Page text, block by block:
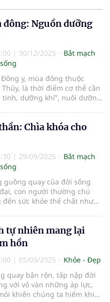
đông: Nguồn dưỡng
| 30/12/2025
Bắt mạch
y, mùa đông thuộc
Thủy, là thời điểm cơ thể cần
tinh, dưỡng khí”, nuôi dưỡng
ăn ấm nóng, việc lựa chọn
quan trọng trong chăm sóc
mùa lạnh. Nhiều loại rau
thuộc trong bữa ăn hằng
nếu sử dụng đúng cách, có
thành “vị thuốc dưỡng
an toàn và hiệu quả.
Chìa khóa cho
| 29/09/2025
Bắt mạch
guồng quay của đời sống
con người thường chú
đến sức khỏe thể chất như
tinh thần. Thế nhưng, chính
mới là “nền móng vô
quyết định chất lượng sống:
thể khỏe mạnh nhưng tâm
khó trọn vẹn. Việc hiểu
sức khỏe tinh thần, các
của nó và ảnh hưởng đối
tự nhiên mang lại
hồn
| 05/03/2025
Khỏe - Đẹp
quay bận rộn, tấp nập đời
với vô vàn những áp lực,
khiến chúng ta hiếm khi